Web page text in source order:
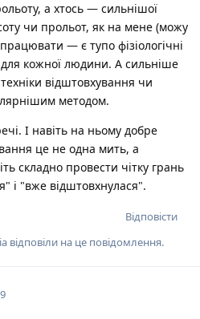
а хтось — сильнішої
чи прольот, як на мене (можу
— є тупо фізіологічні
кожної людини. А сильніше
відштовхування чи
методом.
І навіть на ньому добре
це не одна мить, а
складно провести чітку грань
і "вже відштовхнулася".
Відповісти
відповіли на це повідомлення.